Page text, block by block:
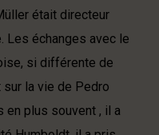
était directeur
Les échanges avec le
si différente de
la vie de Pedro
en plus souvent , il a